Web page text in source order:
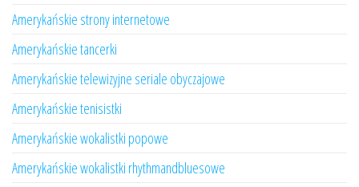
Amerykańskie strony internetowe
Amerykańskie tancerki
Amerykańskie telewizyjne seriale obyczajowe
Amerykańskie tenisistki
Amerykańskie wokalistki popowe
Amerykańskie wokalistki rhythmandbluesowe